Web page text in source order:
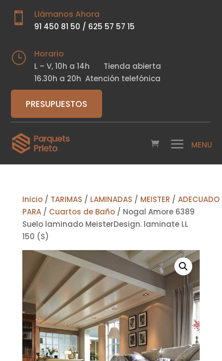
 Llámanos Ahora
91 450 81 50 / 625 57 57 15
} Horario
L – V,10h a 14h Tienda abierta
16.30h a 20hAtención telefónica
PRESUPUESTOS
Inicio/ TARIMAS / LAMINADAS / MEISTER / ADECUADO
PARA/ Cuartos de Baño/ Nogal Amore 6389
Suelo laminado MeisterDesign. laminate LL
150 (S)